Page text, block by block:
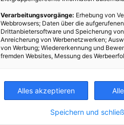
Verarbeitungsvorgänge: Erhebung von
Webbrowsers; Daten über die
Drittanbietersoftware und Speicherung
Anreicherung von Werbenetzwerken;
von Werbung; Wiedererkennung und
fremden Websites, Messung des
Alles akzeptieren
Speichern und